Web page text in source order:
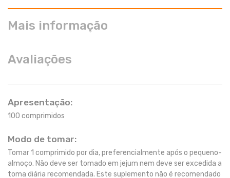
Mais informação
Avaliações
Apresentação:
100 comprimidos
Modo de tomar:
Tomar 1 comprimido por dia, preferencialmente após o pequeno-
almoço. Não deve ser tomado em jejum nem deve ser excedida a
toma diária recomendada. Este suplemento não é recomendado